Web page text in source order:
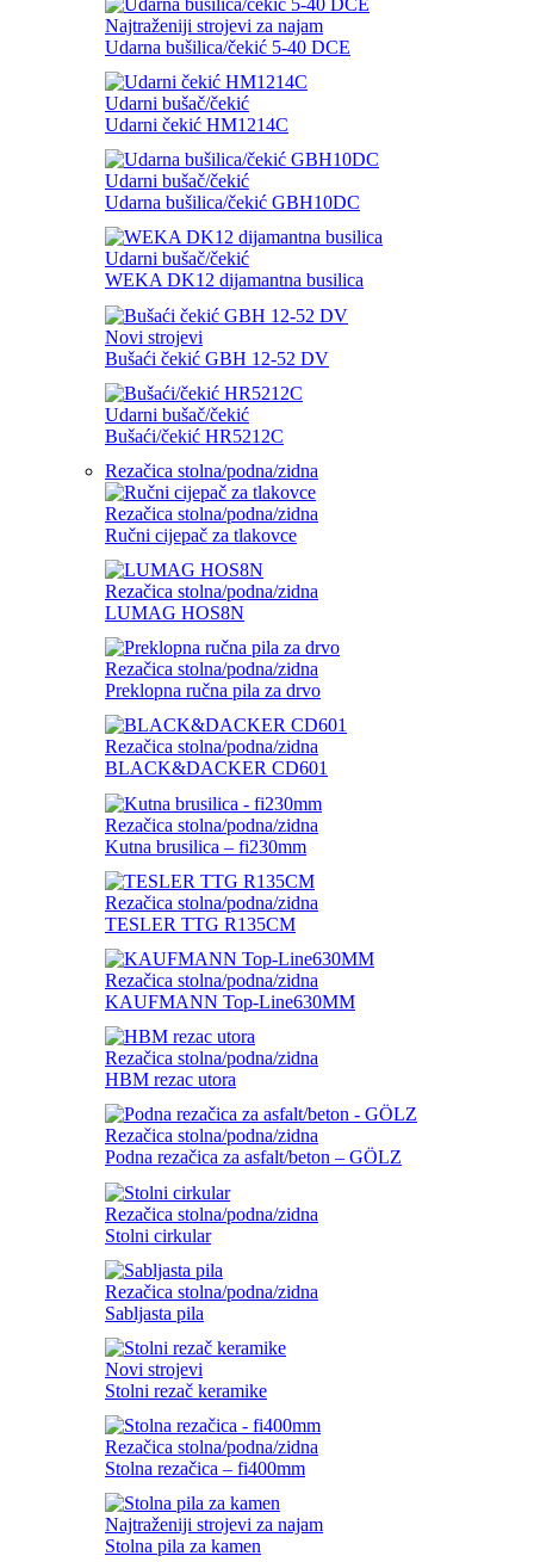
Najtraženiji strojevi za najam
Udarna bušilica/čekić 5-40 DCE
Udarni bušač/čekić
Udarni čekić HM1214C
Udarni bušač/čekić
Udarna bušilica/čekić GBH10DC
Udarni bušač/čekić
WEKA DK12 dijamantna busilica
Novi strojevi
Bušaći čekić GBH 12-52 DV
Udarni bušač/čekić
Bušaći/čekić HR5212C
Rezačica stolna/podna/zidna
Rezačica stolna/podna/zidna
Ručni cijepač za tlakovce
Rezačica stolna/podna/zidna
LUMAG HOS8N
Rezačica stolna/podna/zidna
Preklopna ručna pila za drvo
Rezačica stolna/podna/zidna
BLACK&DACKER CD601
Rezačica stolna/podna/zidna
Kutna brusilica – fi230mm
Rezačica stolna/podna/zidna
TESLER TTG R135CM
Rezačica stolna/podna/zidna
KAUFMANN Top-Line630MM
Rezačica stolna/podna/zidna
HBM rezac utora
Rezačica stolna/podna/zidna
Podna rezačica za asfalt/beton – GÖLZ
Rezačica stolna/podna/zidna
Stolni cirkular
Rezačica stolna/podna/zidna
Sabljasta pila
Novi strojevi
Stolni rezač keramike
Rezačica stolna/podna/zidna
Stolna rezačica – fi400mm
Najtraženiji strojevi za najam
Stolna pila za kamen